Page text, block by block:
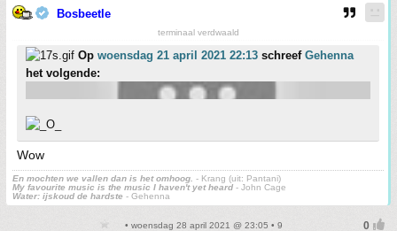
Bosbeetle
terminaal verdwaald
Op woensdag 21 april 2021 22:13 schreef Gehenna
het volgende:
Wow
En mochten we vallen dan is het omhoog. - Krang (uit: Pantani)
My favourite music is the music I haven't yet heard - John Cage
Water: ijskoud de hardste - Gehenna
• woensdag 28 april 2021 @ 23:05 • 9